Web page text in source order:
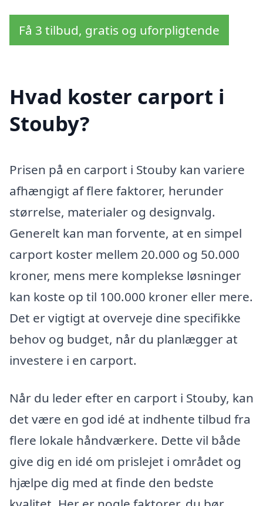
Få 3 tilbud, gratis og uforpligtende
Hvad koster carport i
Stouby?
Prisen på en carport i Stouby kan variere
afhængigt af flere faktorer, herunder
størrelse, materialer og designvalg.
Generelt kan man forvente, at en simpel
carport koster mellem 20.000 og 50.000
kroner, mens mere komplekse løsninger
kan koste op til 100.000 kroner eller mere.
Det er vigtigt at overveje dine specifikke
behov og budget, når du planlægger at
investere i en carport.
Når du leder efter en carport i Stouby, kan
det være en god idé at indhente tilbud fra
flere lokale håndværkere. Dette vil både
give dig en idé om prislejet i området og
hjælpe dig med at finde den bedste